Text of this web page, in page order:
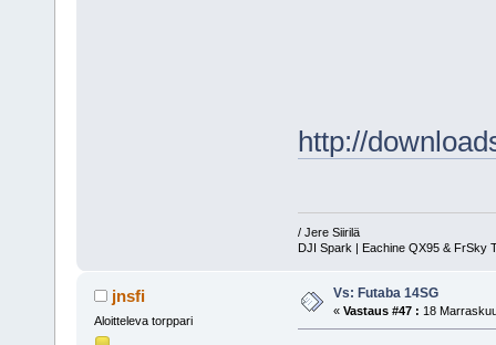
http://
/ Jere Siirilä
DJI Spark | Eachine QX95 & FrSky
jnsfi
Aloitteleva torppari
Vs: Futaba 14SG
« Vastaus #47 : 18